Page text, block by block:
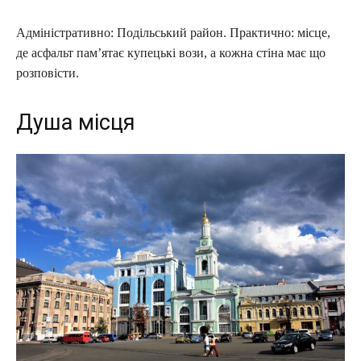
Адміністративно: Подільський район. Практично: місце,
де асфальт пам’ятає купецькі вози, а кожна стіна має що
розповісти.
Душа місця